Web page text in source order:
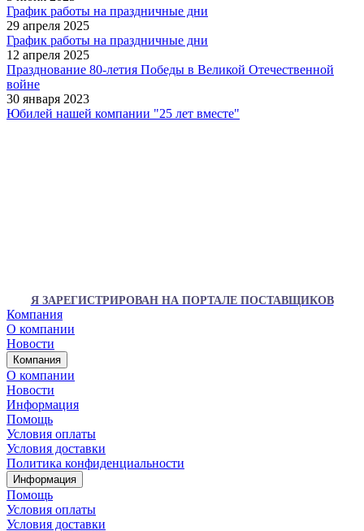
График работы на праздничные дни
29 апреля 2025
График работы на праздничные дни
12 апреля 2025
Празднование 80-летия Победы в Великой Отечественной
войне
30 января 2023
Юбилей нашей компании "25 лет вместе"
Я ЗАРЕГИСТРИРОВАН НА ПОРТАЛЕ ПОСТАВЩИКОВ
Компания
О компании
Новости
Компания
О компании
Новости
Информация
Помощь
Условия оплаты
Условия доставки
Политика конфиденциальности
Информация
Помощь
Условия оплаты
Условия доставки